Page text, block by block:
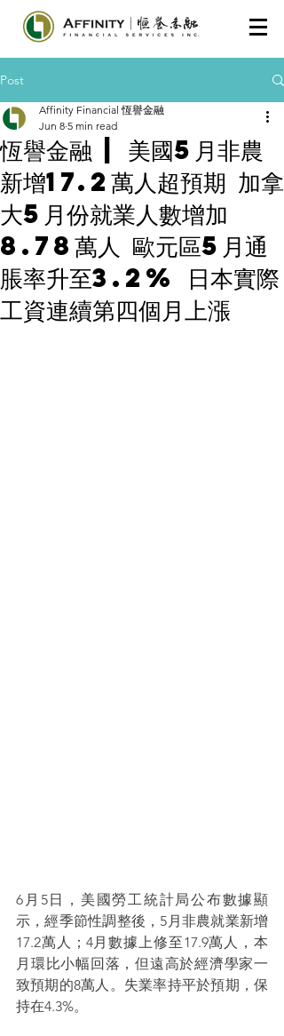
Post
恆譽金融 | 美國5月非農
新增17.2萬人超預期 加拿
大5月份就業人數增加
8.78萬人 歐元區5月通
脹率升至3.2% 日本實際
工資連續第四個月上漲
Affinity Financial 恆譽金融
Jun 8 5 min read
6月5日，美國勞工統計局公布數據顯
示，經季節性調整後，5月非農就業新增
17.2萬人；4月數據上修至17.9萬人，本
月環比小幅回落，但遠高於經濟學家一
致預期的8萬人。失業率持平於預期，保
持在4.3%。